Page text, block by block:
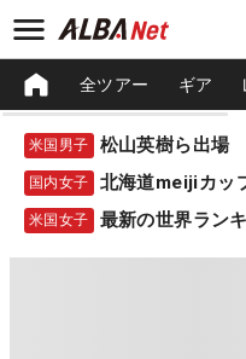
全ツアー ギア
米国男子
国内女子 北海道meijiカッ
米国女子 最新の世界ラン